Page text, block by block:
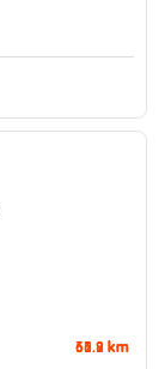
32.9 km
63.2 km
66.8 km